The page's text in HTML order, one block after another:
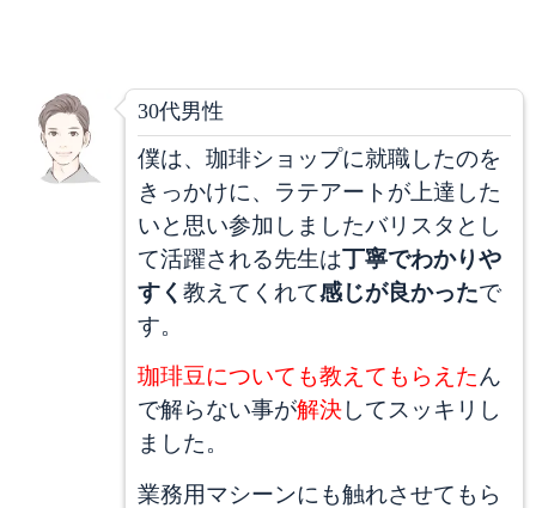
30代男性
僕は、珈琲ショップに就職したのを
きっかけに、ラテアートが上達した
いと思い参加しましたバリスタとし
て活躍される先生は丁寧でわかりや
すく教えてくれて感じが良かったで
す。
珈琲豆についても教えてもらえたん
で解らない事が解決してスッキリし
ました。
業務用マシーンにも触れさせてもら